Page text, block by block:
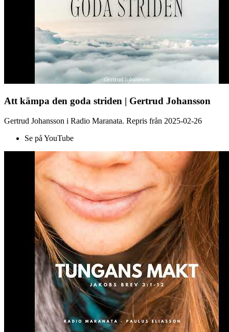
Att kämpa den goda striden | Gertrud Johansson
Gertrud Johansson i Radio Maranata. Repris från 2025-02-26
Se på YouTube